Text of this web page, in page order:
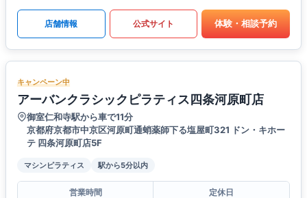
店舗情報 公式サイト 体験・相談予約
キャンペーン中
アーバンクラシックピラティス四条河原町店
御室仁和寺駅から車で11分
京都府京都市中京区河原町通蛸薬師下る塩屋町321 ドン・キホー
テ 四条河原町店5F
マシンピラティス 駅から5分以内
営業時間
定休日